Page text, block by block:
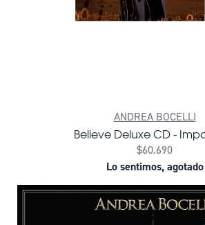
ANDREA BOCELLI
Believe Deluxe CD -
$60.690
Lo sentimos, agotado